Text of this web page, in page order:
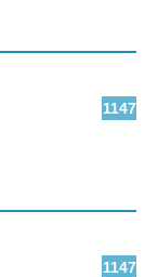
1147
1147